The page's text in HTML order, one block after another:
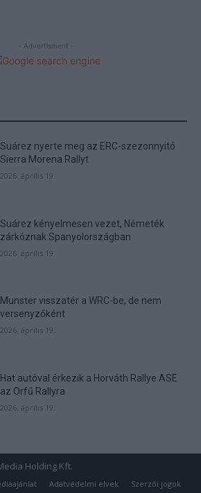
- Advertisment -
Suárez nyerte meg az ERC-szezonnyitó
Sierra Morena Rallyt
2026. április 19.
Suárez kényelmesen vezet, Németék
zárkóznak Spanyolországban
2026. április 19.
Munster visszatér a WRC-be, de nem
versenyzőként
2026. április 19.
Hat autóval érkezik a Horváth Rallye ASE
az Orfű Rallyra
2026. április 19.
Holding Kft.
Adatvédelmi elvek Szerzői jogok